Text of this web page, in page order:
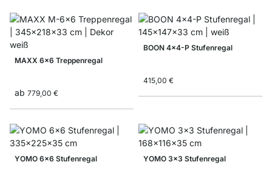
MAXX 6x6 Treppenregal
ab 779,00 €
BOON 4x4-P Stufenregal
415,00 €
YOMO 6x6 Stufenregal YOMO 3x3 Stufenregal